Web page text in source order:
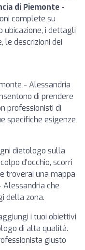
di Piemonte -
complete su
ubicazione, i dettagli
le descrizioni dei
- Alessandria
di prendere
professionisti di
specifiche esigenze
dietologo sulla
d'occhio, scorri
troverai una mappa
Alessandria che
della zona.
i tuoi obiettivi
di alta qualità.
giusto